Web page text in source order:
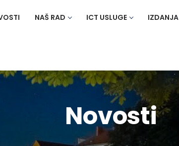
NAŠ RAD ICT USLUGE IZDANJA
Novosti